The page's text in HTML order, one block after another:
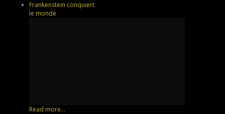
Frankenstein conquiert
le monde
Read more...